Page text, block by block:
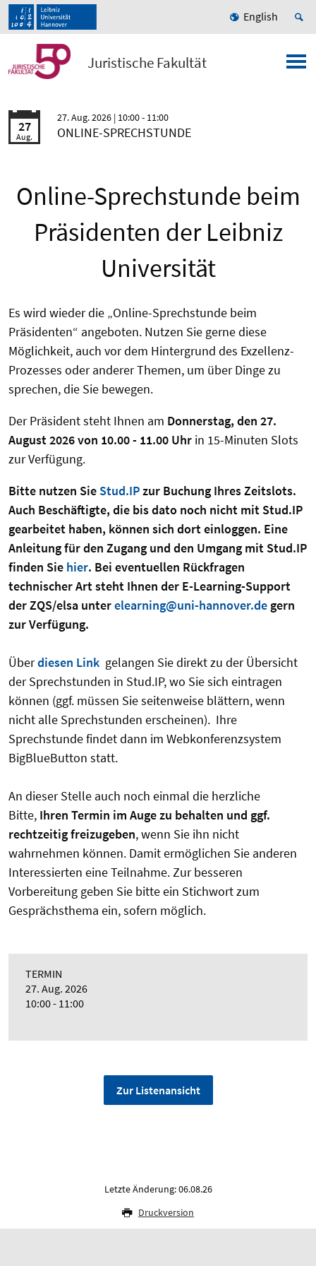
English
Juristische Fakultät
27
Aug.
27. Aug. 2026 | 10:00 - 11:00
ONLINE-SPRECHSTUNDE
Online-Sprechstunde beim
Präsidenten der Leibniz
Universität
Es wird wieder die „Online-Sprechstunde beim
Präsidenten“ angeboten. Nutzen Sie gerne diese
Möglichkeit, auch vor dem Hintergrund des Exzellenz-
Prozesses oder anderer Themen, um über Dinge zu
sprechen, die Sie bewegen.
Der Präsident steht Ihnen am Donnerstag, den 27.
August 2026 von 10.00 - 11.00 Uhr in 15-Minuten Slots
zur Verfügung.
Bitte nutzen Sie Stud.IPzur Buchung Ihres Zeitslots.
Auch Beschäftigte, die bis dato noch nicht mit Stud.IP
gearbeitet haben, können sich dort einloggen. Eine
Anleitung für den Zugang und den Umgang mit Stud.IP
finden Sie hier. Bei eventuellen Rückfragen
technischer Art steht Ihnen der E-Learning-Support
der ZQS/elsa unterelearning@uni-hannover.de gern
zur Verfügung.
Überdiesen Link gelangen Sie direkt zu der Übersicht
der Sprechstunden in Stud.IP, wo Sie sich eintragen
können (ggf. müssen Sie seitenweise blättern, wenn
nicht alle Sprechstunden erscheinen). Ihre
Sprechstunde findet dann im Webkonferenzsystem
BigBlueButton statt.
An dieser Stelle auch noch einmal die herzliche
Bitte, Ihren Termin im Auge zu behalten und ggf.
rechtzeitig freizugeben, wenn Sie ihn nicht
wahrnehmen können. Damit ermöglichen Sie anderen
Interessierten eine Teilnahme. Zur besseren
Vorbereitung geben Sie bitte ein Stichwort zum
Gesprächsthema ein, sofern möglich.
TERMIN
27. Aug. 2026
10:00 - 11:00
Zur Listenansicht
Letzte Änderung: 06.08.26
Druckversion